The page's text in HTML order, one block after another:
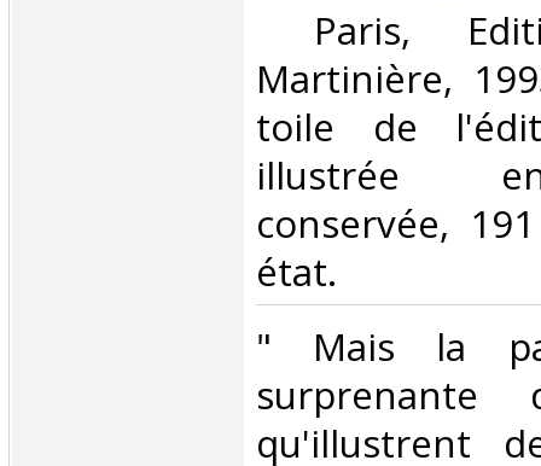
Paris,
Martinière,
toile de
illustrée
conservée,
état. ‎
‎" Mais la
surprenante
qu'illustrent